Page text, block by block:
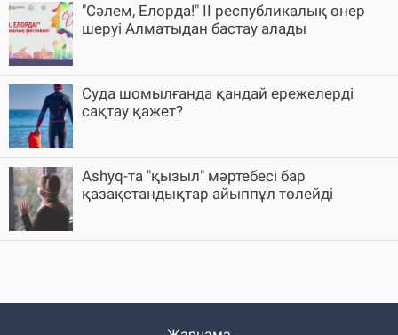
"Сәлем, Елорда!" II республикалық өнер
шеруі Алматыдан бастау алады
Суда шомылғанда қандай ережелерді
сақтау қажет?
Ashyq-та "қызыл" мәртебесі бар
қазақстандықтар айыппұл төлейді